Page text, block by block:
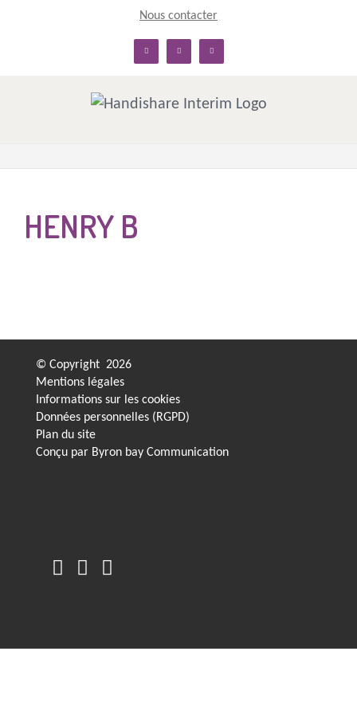
Nous contacter
linkedin facebook twitter
HENRY B
© Copyright 2026
Mentions légales
Informations sur les cookies
Données personnelles (RGPD)
Plan du site
Conçu par Byron bay Communication